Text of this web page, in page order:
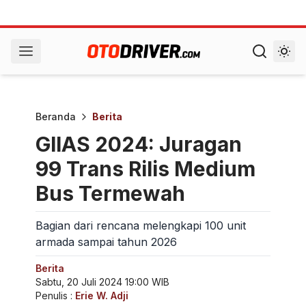
Beranda Berita
GIIAS 2024: Juragan
99 Trans Rilis Medium
Bus Termewah
Bagian dari rencana melengkapi 100 unit
armada sampai tahun 2026
Berita
Sabtu, 20 Juli 2024 19:00 WIB
Penulis : Erie W. Adji